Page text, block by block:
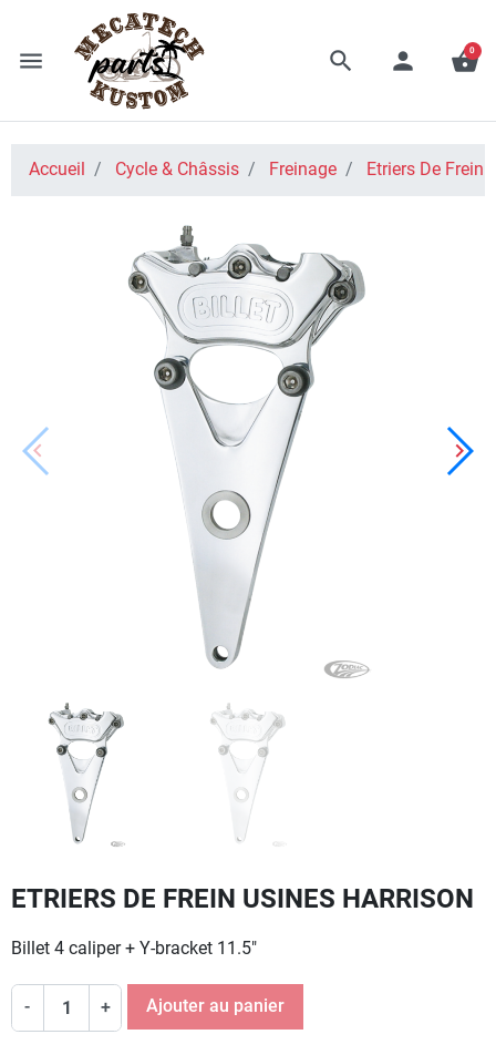
menu search person shopping_basket
0
Accueil Cycle & Châssis Freinage Etriers De Frein
Précédent
keyboard_arrow_left keyboard_arrow_right
ETRIERS DE FREIN USINES HARRISON
Billet 4 caliper + Y-bracket 11.5"
- + Ajouter au panier